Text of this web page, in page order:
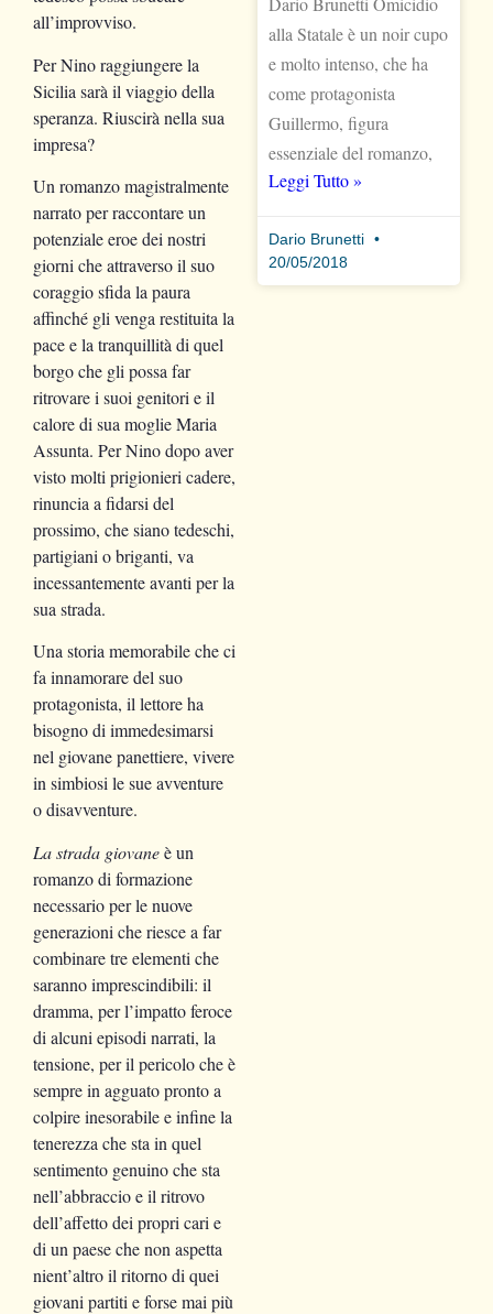
all’improvviso.
Per Nino raggiungere la
Sicilia sarà il viaggio della
speranza. Riuscirà nella sua
impresa?
Un romanzo magistralmente
narrato per raccontare un
potenziale eroe dei nostri
giorni che attraverso il suo
coraggio sfida la paura
affinché gli venga restituita la
pace e la tranquillità di quel
borgo che gli possa far
ritrovare i suoi genitori e il
calore di sua moglie Maria
Assunta. Per Nino dopo aver
visto molti prigionieri cadere,
rinuncia a fidarsi del
prossimo, che siano tedeschi,
partigiani o briganti, va
incessantemente avanti per la
sua strada.
Una storia memorabile che ci
fa innamorare del suo
protagonista, il lettore ha
bisogno di immedesimarsi
nel giovane panettiere, vivere
in simbiosi le sue avventure
o disavventure.
La strada giovaneè un
romanzo di formazione
necessario per le nuove
generazioni che riesce a far
combinare tre elementi che
saranno imprescindibili: il
dramma, per l’impatto feroce
di alcuni episodi narrati, la
tensione, per il pericolo che è
sempre in agguato pronto a
colpire inesorabile e infine la
tenerezza che sta in quel
sentimento genuino che sta
nell’abbraccio e il ritrovo
dell’affetto dei propri cari e
di un paese che non aspetta
nient’altro il ritorno di quei
giovani partiti e forse mai più
alla Statale è un noir cupo
e molto intenso, che ha
come protagonista
Guillermo, figura
essenziale del romanzo,
Leggi Tutto »
Dario Brunetti
20/05/2018